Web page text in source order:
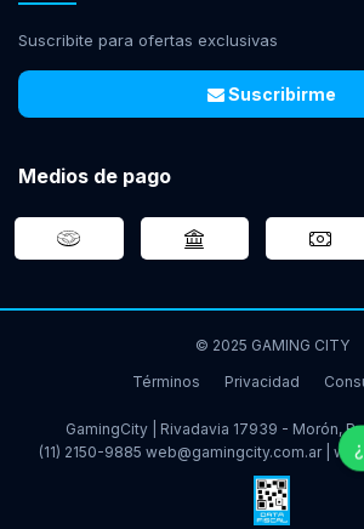
Suscribite para ofertas exclusivas
Suscribirme
Medios de pago
© 2025 GAMING CITY
Términos
Privacidad
GamingCity | Rivadavia 17939 - Morón,
(11) 2150-9885 web@gamingcity.com.ar